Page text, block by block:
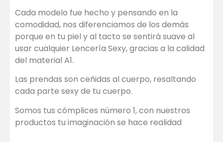
Cada modelo fue hecho y pensando en la
comodidad, nos diferenciamos de los demás
porque en tu piel y al tacto se sentirá suave al
usar cualquier Lencería Sexy, gracias a la calidad
del material A1.
Las prendas son ceñidas al cuerpo, resaltando
cada parte sexy de tu cuerpo.
Somos tus cómplices número 1, con nuestros
productos tu imaginación se hace realidad